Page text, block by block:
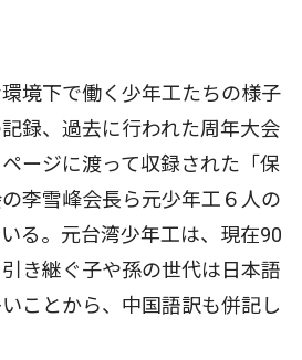
境下で働く少年工たちの様子
録、過去に行われた周年大会
ージに渡って収録された「保
李雪峰会長ら元少年工６人の
る。元台湾少年工は、現在90
き継ぐ子や孫の世代は日本語
ことから、中国語訳も併記し